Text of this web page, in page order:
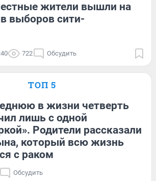
жители вышли на
выборов сити-
722 Обсудить
ТОП 5
в жизни четверть
лишь с одной
Родители рассказали
который всю жизнь
с раком
Обсудить